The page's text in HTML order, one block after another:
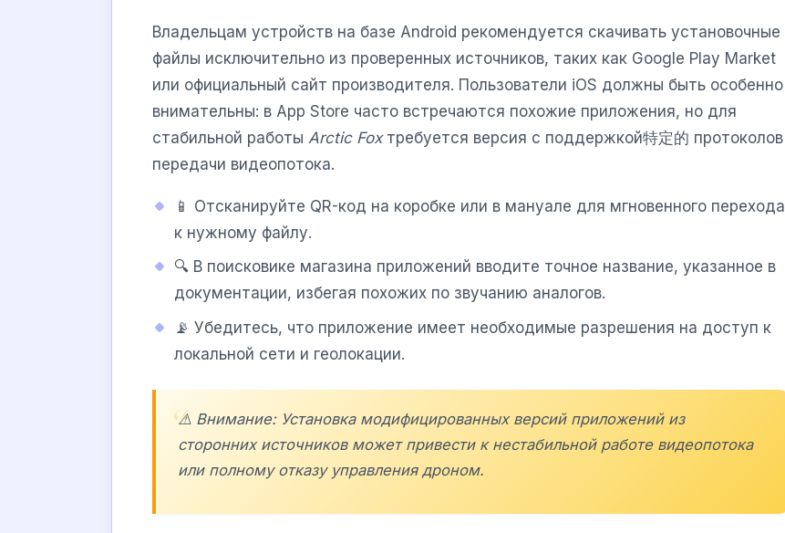
Владельцам устройств на базе Android рекомендуется скачивать установочные
файлы исключительно из проверенных источников, таких как Google Play Market
или официальный сайт производителя. Пользователи iOS должны быть особенно
внимательны: в App Store часто встречаются похожие приложения, но для
стабильной работы Arctic Foxтребуется версия с поддержкой特定的 протоколов
передачи видеопотока.
📱 Отсканируйте QR-код на коробке или в мануале для мгновенного перехода
к нужному файлу.
🔍 В поисковике магазина приложений вводите точное название, указанное в
документации, избегая похожих по звучанию аналогов.
📡 Убедитесь, что приложение имеет необходимые разрешения на доступ к
локальной сети и геолокации.
⚠️ Внимание: Установка модифицированных версий приложений из
сторонних источников может привести к нестабильной работе видеопотока
или полному отказу управления дроном.